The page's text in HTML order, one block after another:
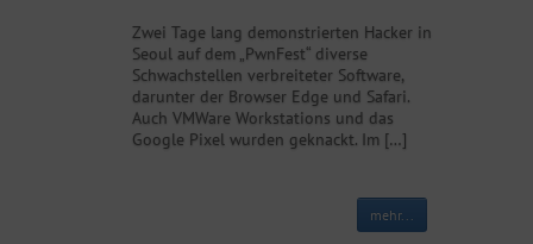
Zwei Tage lang demonstrierten Hacker in
Seoul auf dem „PwnFest“ diverse
Schwachstellen verbreiteter Software,
darunter der Browser Edge und Safari.
Auch VMWare Workstations und das
Google Pixel wurden geknackt. Im […]
mehr...